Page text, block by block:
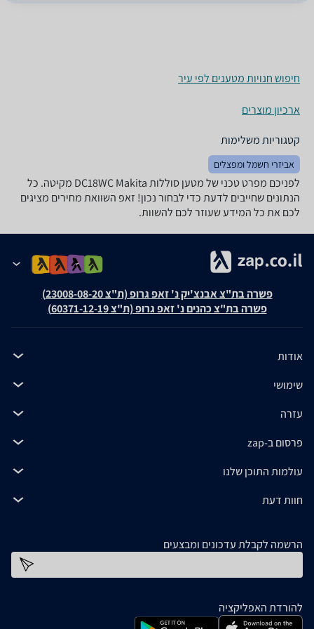
חיפוש חנויות מטענים לפי עיר
ארכיון מוצרים
קטגוריות משלימות
אביזרי חשמל ומפצלים
לפניכם מפרט טכני של מטען ‏סוללות DC18WC Makita מקיטה. כל
הנתונים שחייבים לדעת כדי לבחור נכון! זאפ השוואת מחירים מציגים
לכם את כל המידע שעוזר לכם להשוות.
פשרה בת"צ אבנצ'יק נ' זאפ גרופ (ת"צ 23008-08-20)
פשרה בת"צ כהנים נ' זאפ גרופ (ת"צ 60371-12-19)
אודות
שימושי
עזרה
פרסום ב-zap
עולמות התוכן שלנו
חוות דעת
הרשמה לקבלת עדכונים ומבצעים
להורדת האפליקציה